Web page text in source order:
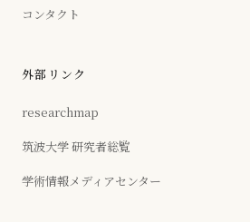
コンタクト
外部リンク
researchmap
筑波大学 研究者総覧
学術情報メディアセンター